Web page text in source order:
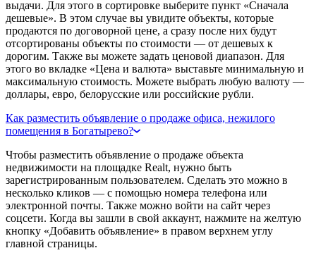
выдачи. Для этого в сортировке выберите пункт «Сначала
дешевые». В этом случае вы увидите объекты, которые
продаются по договорной цене, а сразу после них будут
отсортированы объекты по стоимости — от дешевых к
дорогим. Также вы можете задать ценовой диапазон. Для
этого во вкладке «Цена и валюта» выставьте минимальную и
максимальную стоимость. Можете выбрать любую валюту —
доллары, евро, белорусские или российские рубли.
Как разместить объявление о продаже офиса, нежилого
помещения в Богатырево?
Чтобы разместить объявление о продаже объекта
недвижимости на площадке Realt, нужно быть
зарегистрированным пользователем. Сделать это можно в
несколько кликов — с помощью номера телефона или
электронной почты. Также можно войти на сайт через
соцсети. Когда вы зашли в свой аккаунт, нажмите на желтую
кнопку «Добавить объявление» в правом верхнем углу
главной страницы.